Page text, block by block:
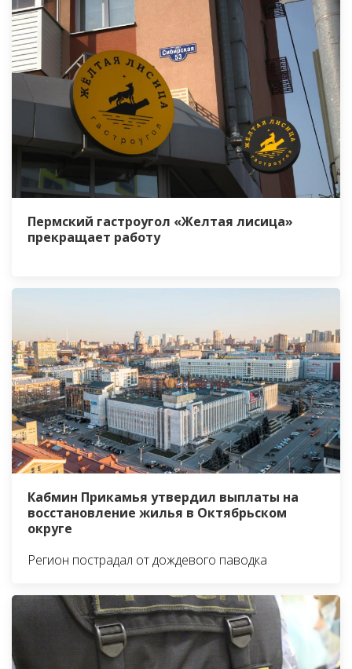
Пермский гастроугол «Желтая лисица»
прекращает работу
Кабмин Прикамья утвердил выплаты на
восстановление жилья в Октябрьском
округе
Регион пострадал от дождевого паводка